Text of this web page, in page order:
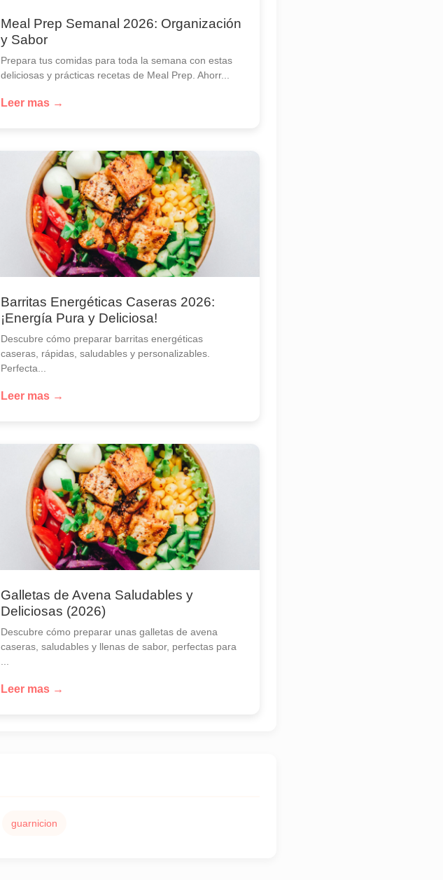
Meal Prep Semanal 2026: Organización
y Sabor
Prepara tus comidas para toda la semana con estas
deliciosas y prácticas recetas de Meal Prep. Ahorr...
Leer mas →
Barritas Energéticas Caseras 2026:
¡Energía Pura y Deliciosa!
Descubre cómo preparar barritas energéticas
caseras, rápidas, saludables y personalizables.
Perfecta...
Leer mas →
Galletas de Avena Saludables y
Deliciosas (2026)
Descubre cómo preparar unas galletas de avena
caseras, saludables y llenas de sabor, perfectas para
Leer mas →
guarnicion